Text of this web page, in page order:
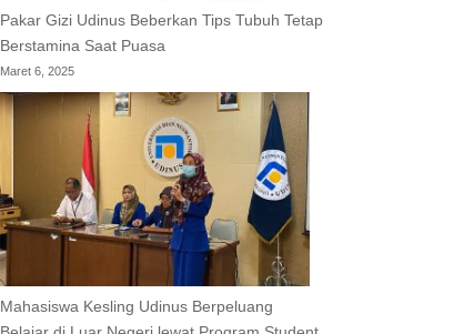
Pakar Gizi Udinus Beberkan Tips Tubuh Tetap
Berstamina Saat Puasa
Maret 6, 2025
Mahasiswa Kesling Udinus Berpeluang